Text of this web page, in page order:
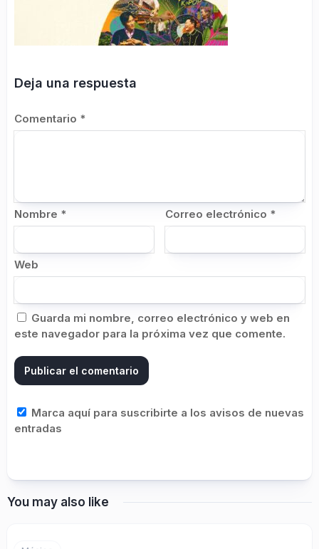
Deja una respuesta
Comentario *
Nombre * Correo electrónico *
Web
Guarda mi nombre, correo electrónico y web en
este navegador para la próxima vez que comente.
Marca aquí para suscribirte a los avisos de nuevas
entradas
You may also like